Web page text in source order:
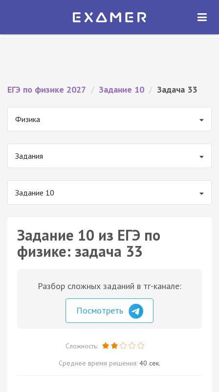
Экзамер — ЕГЭ 2027
ОТКРЫТЬ
ЕГЭ по физике 2027 / Задание 10 / Задача 33
Физика
Задания
Задание 10
Задание 10 из ЕГЭ по
физике: задача 33
Разбор сложных заданий в тг-канале:
Посмотреть
Сложность:
Среднее время решения: 40 сек.